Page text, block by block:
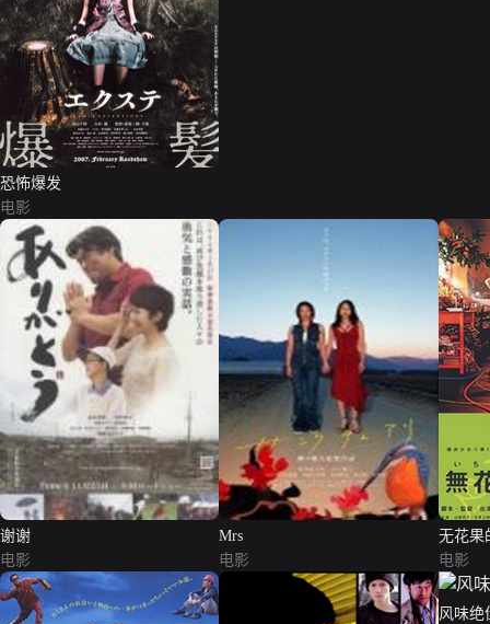
恐怖爆发
电影
谢谢
电影
Mrs
电影
无花果
电影
风味绝